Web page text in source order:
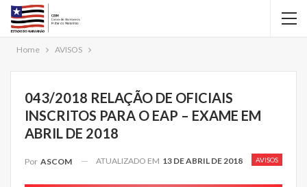
Home AVISOS
043/2018 RELAÇÃO DE OFICIAIS
INSCRITOS PARA O EAP – EXAME EM
ABRIL DE 2018
AVISOS
Por ASCOM ATUALIZADO EM 13 DE ABRIL DE 2018